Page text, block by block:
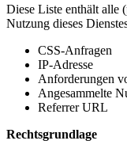
Diese Liste enthält alle
Nutzung dieses
CSS-Anfragen
IP-Adresse
Anforderungen
Angesammelte
Referrer URL
Rechtsgrundlage